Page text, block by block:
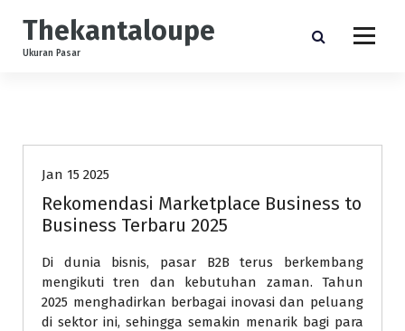
Thekantaloupe
Ukuran Pasar
Jan 15 2025
Rekomendasi Marketplace Business to
Business Terbaru 2025
Di dunia bisnis, pasar B2B terus berkembang
mengikuti tren dan kebutuhan zaman. Tahun
2025 menghadirkan berbagai inovasi dan peluang
di sektor ini, sehingga semakin menarik bagi para